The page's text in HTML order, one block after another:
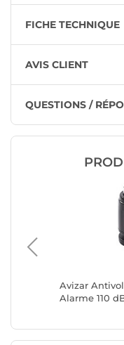
FICHE TECHNIQUE
AVIS CLIENT
QUESTIONS /
Avizar
Alarme 110